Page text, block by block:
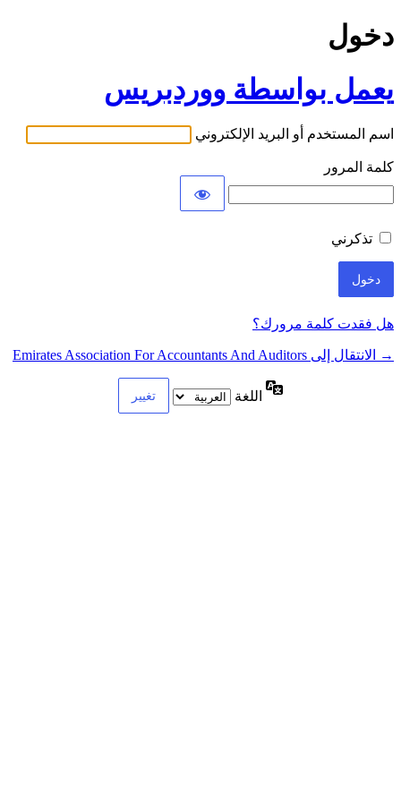
دخول
يعمل بواسطة ووردبريس
اسم المستخدم أو البريد الإلكتروني
كلمة المرور
تذكرني
هل فقدت كلمة مرورك؟
→ الانتقال إلى Emirates Association For Accountants And Auditors
اللغة